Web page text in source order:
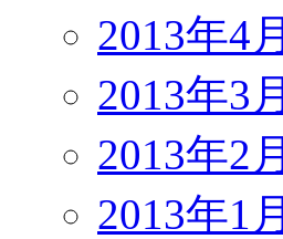
2013年4月
2013年3月
2013年2月
2013年1月